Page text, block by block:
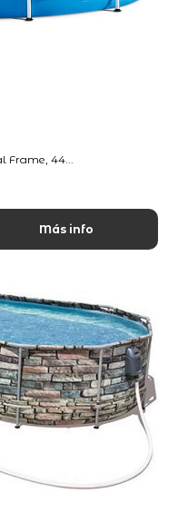
44...
Más info